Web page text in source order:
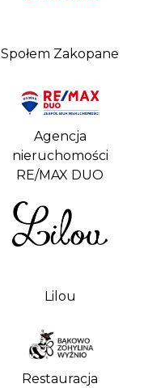
Społem Zakopane
Agencja
nieruchomości
RE/MAX DUO
Lilou
Restauracja